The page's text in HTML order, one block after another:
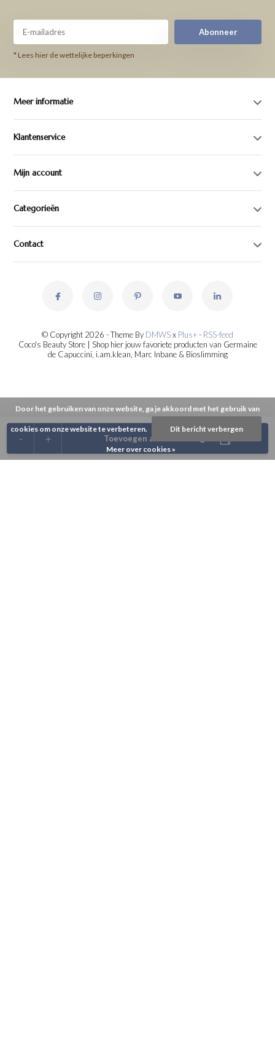
+
- Toevoegen aan winkelwagen
Abonneer
* Lees hier de wettelijke beperkingen
Meer informatie
Klantenservice
Mijn account
Categorieën
Contact
© Copyright 2026 - Theme By DMWSx Plus+- RSS-feed
Coco's Beauty Store | Shop hier jouw favoriete producten van Germaine
de Capuccini, i.am.klean, Marc Inbane & Bioslimming
Door het gebruiken van onze website, ga je akkoord met het gebruik van
cookies om onze website te verbeteren. Dit bericht verbergen
Meer over cookies »